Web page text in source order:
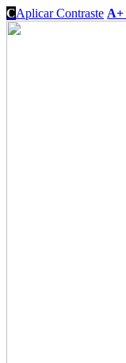
CAplicar Contraste A+